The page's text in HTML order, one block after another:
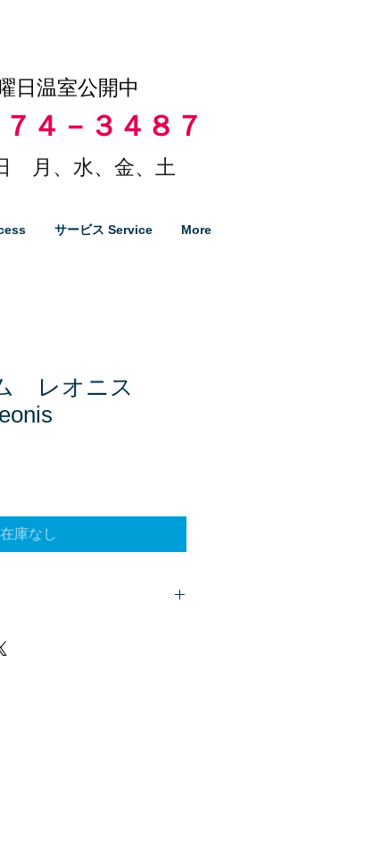
日温室公開中
４－３４８７
月、水、金、土
サービス Service More
レオニス
在庫なし
欄に掲載されます。